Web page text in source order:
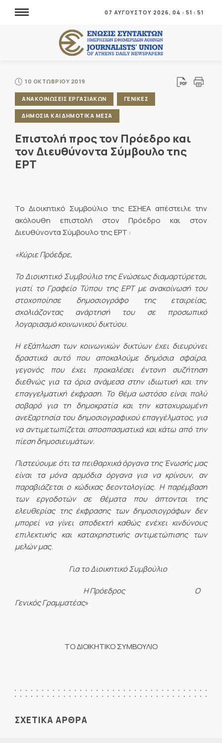
07 ΑΥΓΟΥΣΤΟΥ 2026, 04 : 51 : 51
10 ΟΚΤΩΒΡΙΟΥ 2019
ΑΝΑΚΟΙΝΩΣΕΙΣ ΕΡΓΑΣΙΑΚΩΝ ΓΕΝΙΚΕΣ
ΔΗΜΟΣΙΑ ΚΑΙ ΔΗΜΟΤΙΚΑ ΜΕΣΑ
Επιστολή προς τον Πρόεδρο και
τον Διευθύνοντα Σύμβουλο της
ΕΡΤ
Το Διοικητικό Συμβούλιο της ΕΣΗΕΑ απέστειλε την
ακόλουθη επιστολή στον Πρόεδρο και στον
Διευθύνοντα Σύμβουλο της ΕΡΤ :
«Κύριε Πρόεδρε,
Το Διοικητικό Συμβούλιο της Ενώσεως διαμαρτύρεται,
γιατί το Γραφείο Τύπου της ΕΡΤ με ανακοίνωσή του
στοχοποίησε δημοσιογράφο της εταιρείας,
σχολιάζοντας ανάρτησή του σε προσωπικό
λογαριασμό κοινωνικού δικτύου.
Η εξάπλωση των κοινωνικών δικτύων έχει διευρύνει
δραστικά αυτό που αποκαλούμε δημόσια σφαίρα,
γεγονός που έχει προκαλέσει έντονη συζήτηση
διεθνώς για τα όρια ανάμεσα στην ιδιωτική και την
επαγγελματική έκφραση. Το θέμα ωστόσο είναι πολύ
σοβαρό για τη δημοκρατία και την κατοχυρωμένη
ανεξαρτησία του δημοσιογραφικού επαγγέλματος, για
να αντιμετωπίζεται αποσπασματικά και κάτω από την
πίεση δημοσιευμάτων.
Πιστεύουμε ότι τα πειθαρχικά όργανα της Ένωσής μας
είναι τα μόνα αρμόδια όργανα για να κρίνουν, αν
παραβιάζεται ο κώδικας δεοντολογίας. Η παρέμβαση
των εργοδοτών σε θέματα που άπτονται της
ελευθερίας της έκφρασης των δημοσιογράφων δεν
μπορεί να γίνει αποδεκτή καθώς ενέχει κινδύνους
επιλεκτικής και καταχρηστικής αντιμετώπισης των
μελών μας.
Για το Διοικητικό Συμβούλιο
Η Πρόεδρος Ο
Γενικός Γραμματέας»
ΤΟ ΔΙΟΙΚΗΤΙΚΟ ΣΥΜΒΟΥΛΙΟ
ΣΧΕΤΙΚΑ ΑΡΘΡΑ